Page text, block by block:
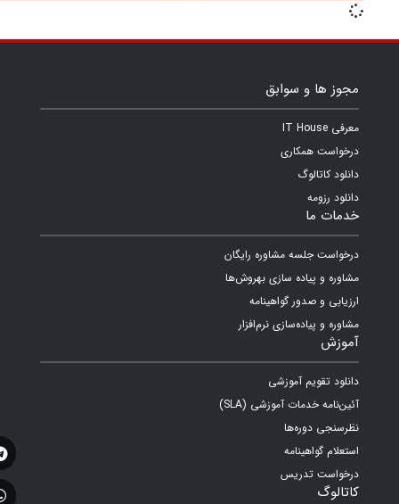
مجوز ها و سوابق
معرفی IT House
درخواست همکاری
دانلود کاتالوگ
دانلود رزومه
خدمات ما
درخواست جلسه مشاوره رایگان
مشاوره و پیاده سازی بهروش‌ها
ارزیابی و صدور گواهینامه
مشاوره و پیاده‌سازی نرم‌افزار
آموزش
دانلود تقویم آموزشی
آئین‌نامه خدمات آموزشی (SLA)
نظرسنجی دوره‌ها
استعلام گواهینامه
درخواست تدریس
کاتالوگ